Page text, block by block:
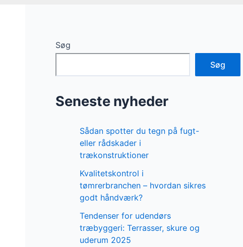
Søg
Søg
Seneste nyheder
Sådan spotter du tegn på fugt-
eller rådskader i
trækonstruktioner
Kvalitetskontrol i
tømrerbranchen – hvordan sikres
godt håndværk?
Tendenser for udendørs
træbyggeri: Terrasser, skure og
uderum 2025